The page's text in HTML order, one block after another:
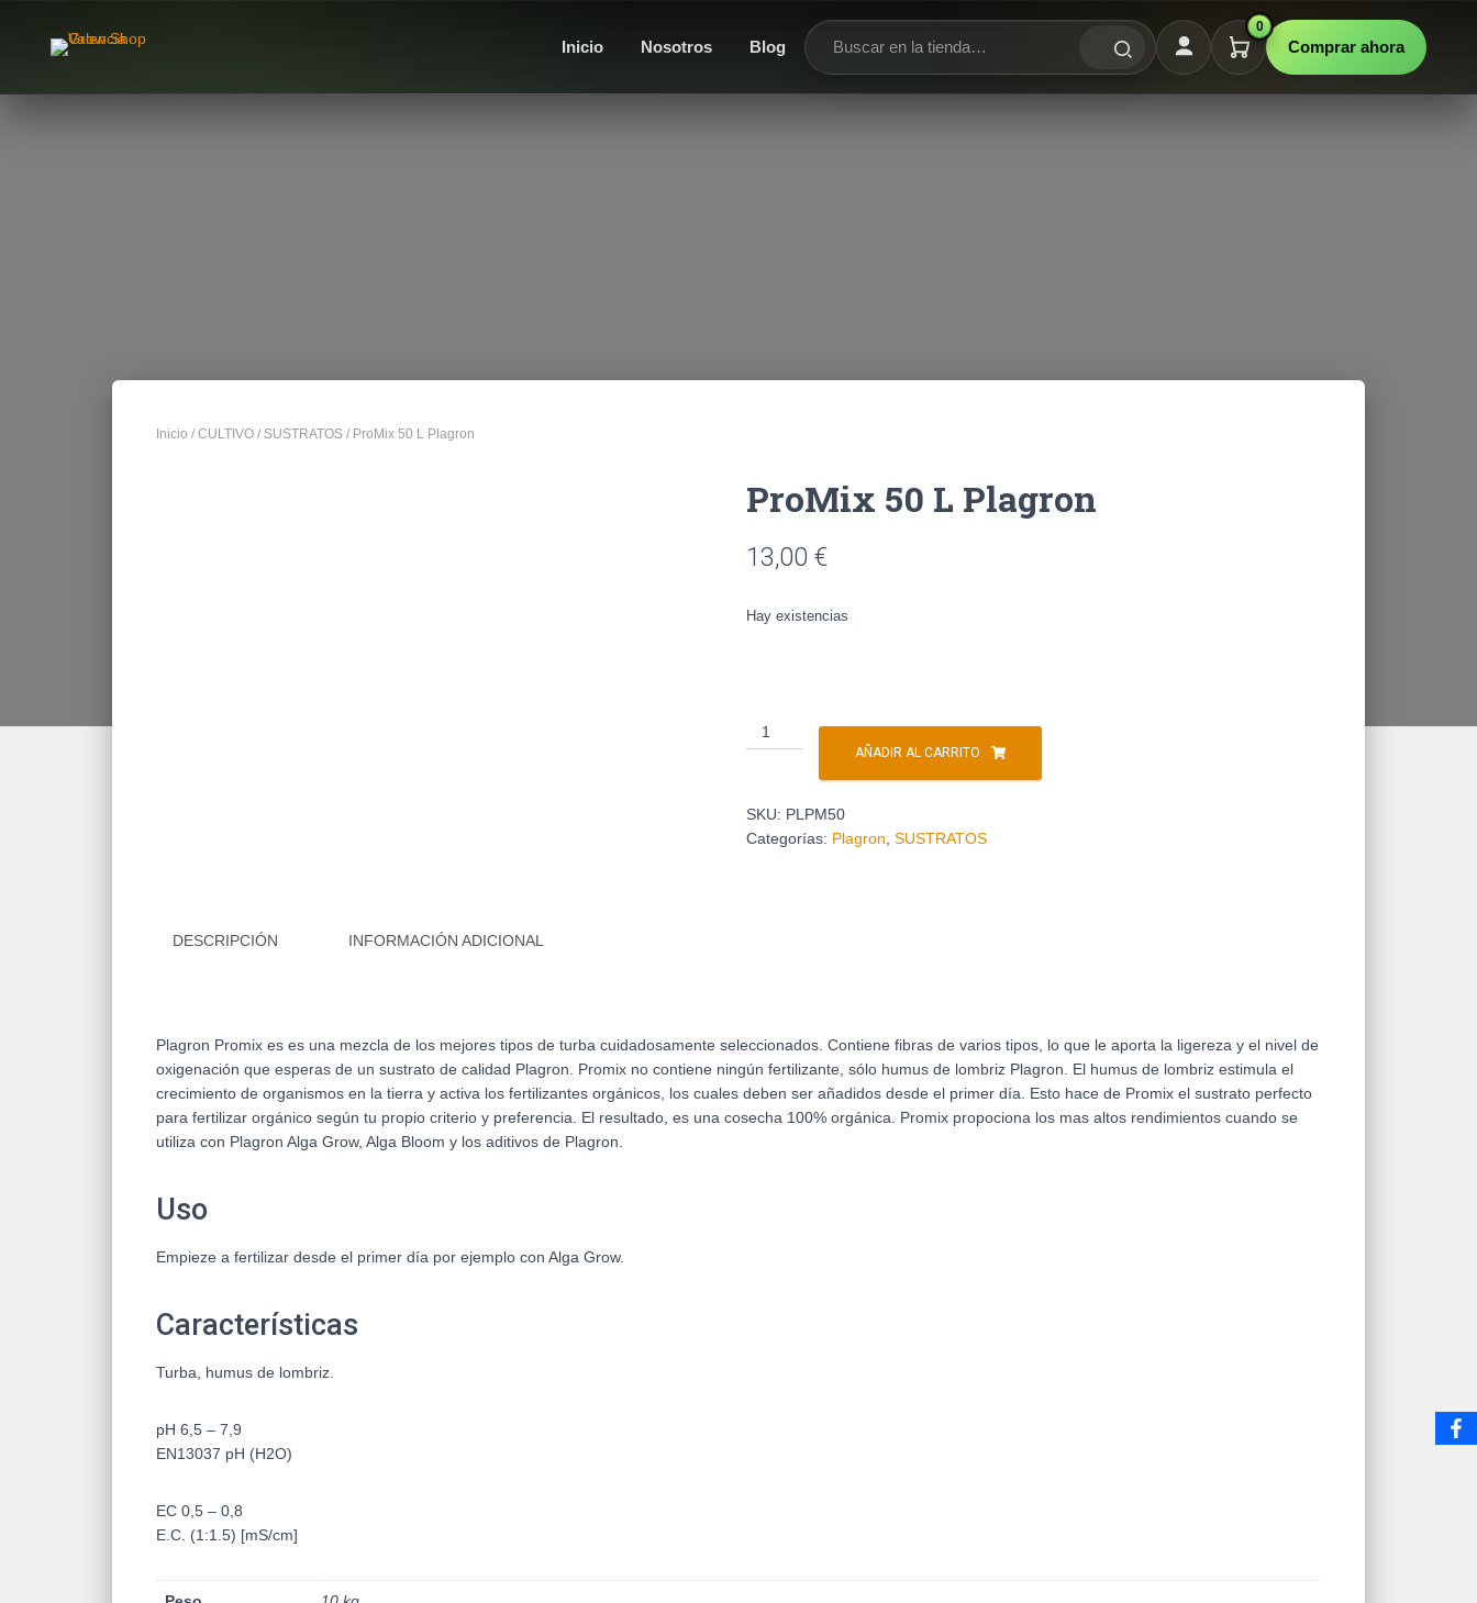
Inicio Nosotros Blog
Buscar productos
0
Comprar ahora
Inicio / CULTIVO / SUSTRATOS / ProMix 50 L Plagron
ProMix 50 L Plagron
13,00 €
Hay existencias
AÑADIR AL CARRITO
SKU: PLPM50
Categorías: Plagron SUSTRATOS
DESCRIPCIÓN INFORMACIÓN ADICIONAL
Plagron Promix es es una mezcla de los mejores tipos de turba cuidadosamente seleccionados. Contiene fibras de varios tipos, lo que le aporta la ligereza y el nivel de
oxigenación que esperas de un sustrato de calidad Plagron. Promix no contiene ningún fertilizante, sólo humus de lombriz Plagron. El humus de lombriz estimula el
crecimiento de organismos en la tierra y activa los fertilizantes orgánicos, los cuales deben ser añadidos desde el primer día. Esto hace de Promix el sustrato perfecto
para fertilizar orgánico según tu propio criterio y preferencia. El resultado, es una cosecha 100% orgánica. Promix propociona los mas altos rendimientos cuando se
utiliza con Plagron Alga Grow, Alga Bloom y los aditivos de Plagron.
Uso
Empieze a fertilizar desde el primer día por ejemplo con Alga Grow.
Características
Turba, humus de lombriz.
pH 6,5 – 7,9
EN13037 pH (H2O)
EC 0,5 – 0,8
E.C. (1:1.5) [mS/cm]